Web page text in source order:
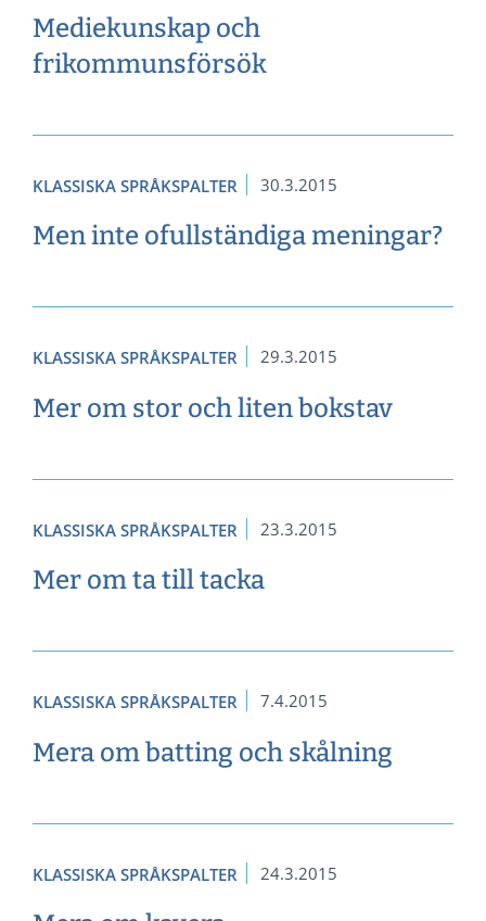
Mediekunskap och
frikommunsförsök
KLASSISKA SPRÅKSPALTER 30.3.2015
Men inte ofullständiga meningar?
KLASSISKA SPRÅKSPALTER 29.3.2015
Mer om stor och liten bokstav
KLASSISKA SPRÅKSPALTER 23.3.2015
Mer om ta till tacka
KLASSISKA SPRÅKSPALTER 7.4.2015
Mera om batting och skålning
KLASSISKA SPRÅKSPALTER 24.3.2015